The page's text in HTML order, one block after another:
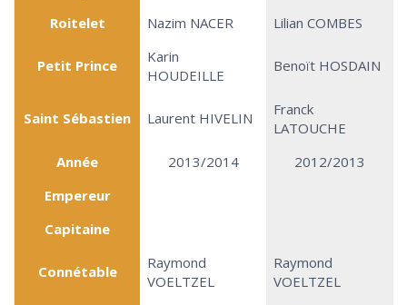
Roitelet
Nazim NACER Lilian COMBES
Petit Prince
Karin
HOUDEILLE
Benoït HOSDAIN
Saint Sébastien Laurent HIVELIN
Franck
LATOUCHE
Année
2013/2014
2012/2013
Empereur
Capitaine
Connétable
Raymond
VOELTZEL
Raymond
VOELTZEL